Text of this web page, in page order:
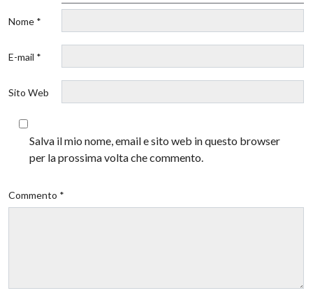
Nome *
E-mail *
Sito Web
Salva il mio nome, email e sito web in questo browser
per la prossima volta che commento.
Commento *